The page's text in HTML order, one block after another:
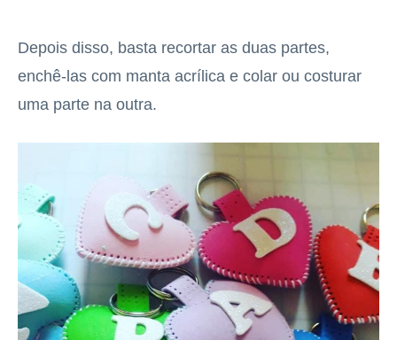
Depois disso, basta recortar as duas partes,
enchê-las com manta acrílica e colar ou costurar
uma parte na outra.